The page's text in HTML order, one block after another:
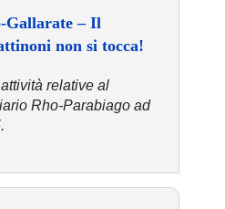
Gallarate – Il
non si tocca!
relative al
Rho-Parabiago ad